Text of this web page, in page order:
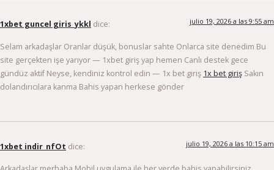
1xbet guncel giris_ykkl dice: julio 19, 2026 a las 9:55 am
Selam arkadaşlar Oranlar düşük, bonuslar sahte Onlarca site denedim Bu
site gerçekten işe yarıyor — 1xbet giriş yap hemen Canlı destek gece
gündüz aktif Neyse, kendiniz kontrol edin — 1x bet giriş 1x bet giriş Sakın
dolandırıcılara kanma Bahis yapan herkese gönder
1xbet indir_nfOt dice: julio 19, 2026 a las 10:15 am